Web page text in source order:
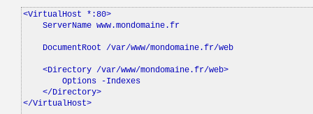
<VirtualHost *:80>
    ServerName www.mondomaine.fr
    DocumentRoot /var/www/mondomaine.fr/web
    <Directory /var/www/mondomaine.fr/web>
        Options -Indexes
    </Directory>
</VirtualHost>